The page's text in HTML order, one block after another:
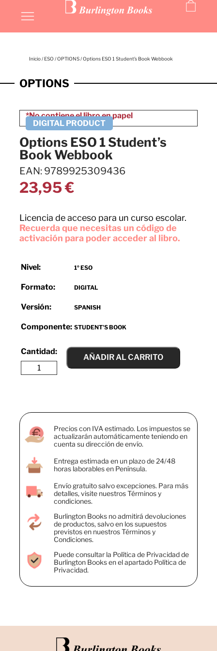
Inicio/ ESO /OPTIONS/ Options ESO 1 Student’s Book Webbook
OPTIONS
Options ESO 1 Student’s
Book Webbook
EAN: 9789925309436
23,95€
Licencia de acceso para un curso escolar.
Recuerda que necesitas un código de
activación para poder acceder al libro.
Nivel: 1º ESO
Formato: DIGITAL
Versión: SPANISH
Componente: STUDENT'S BOOK
AÑADIR AL CARRITO
Precios con IVA estimado. Los impuestos se
actualizarán automáticamente teniendo en
cuenta su dirección de envío.
Entrega estimada en un plazo de 24/48
horas laborables en Península.
Envío gratuito salvo excepciones. Para más
detalles, visite nuestros Términos y
condiciones.
Burlington Books no admitirá devoluciones
de productos, salvo en los supuestos
previstos en nuestros Términos y
Condiciones.
Puede consultar la Política de Privacidad de
Burlington Books en el apartado Política de
Privacidad.